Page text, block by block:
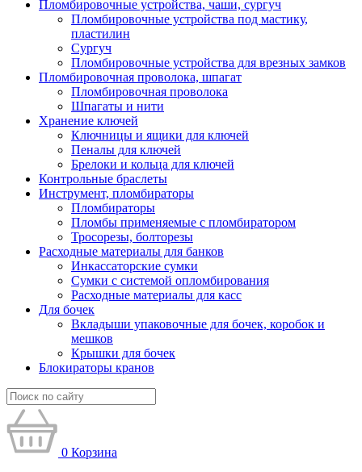
Пломбировочные устройства, чаши, сургуч
Пломбировочные устройства под мастику,
пластилин
Сургуч
Пломбировочные устройства для врезных замков
Пломбировочная проволока, шпагат
Пломбировочная проволока
Шпагаты и нити
Хранение ключей
Ключницы и ящики для ключей
Пеналы для ключей
Брелоки и кольца для ключей
Контрольные браслеты
Инструмент, пломбираторы
Пломбираторы
Пломбы применяемые с пломбиратором
Тросорезы, болторезы
Расходные материалы для банков
Инкассаторские сумки
Сумки с системой опломбирования
Расходные материалы для касс
Для бочек
Вкладыши упаковочные для бочек, коробок и
мешков
Крышки для бочек
Блокираторы кранов
0 Корзина